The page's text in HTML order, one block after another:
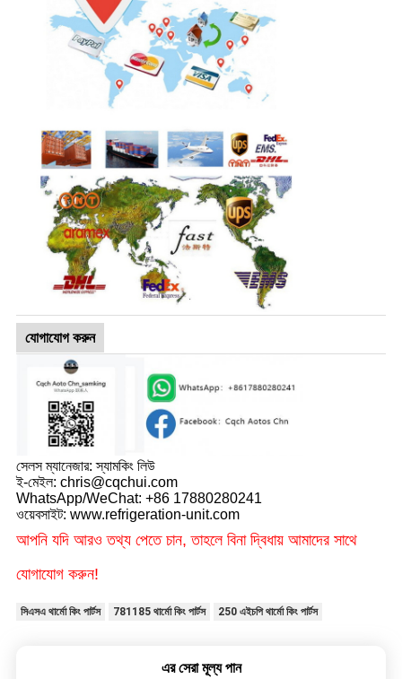
যোগাযোগ করুন
সেলস ম্যানেজার: স্যামকিং লিউ
ই-মেইল: chris@cqchui.com
WhatsApp/WeChat: +86 17880280241
ওয়েবসাইট: www.refrigeration-unit.com
আপনি যদি আরও তথ্য পেতে চান, তাহলে বিনা দ্বিধায় আমাদের সাথে
যোগাযোগ করুন!
সিএসএ থার্মো কিং পার্টস 781185 থার্মো কিং পার্টস 250 এইচপি থার্মো কিং পার্টস
এর সেরা মূল্য পান